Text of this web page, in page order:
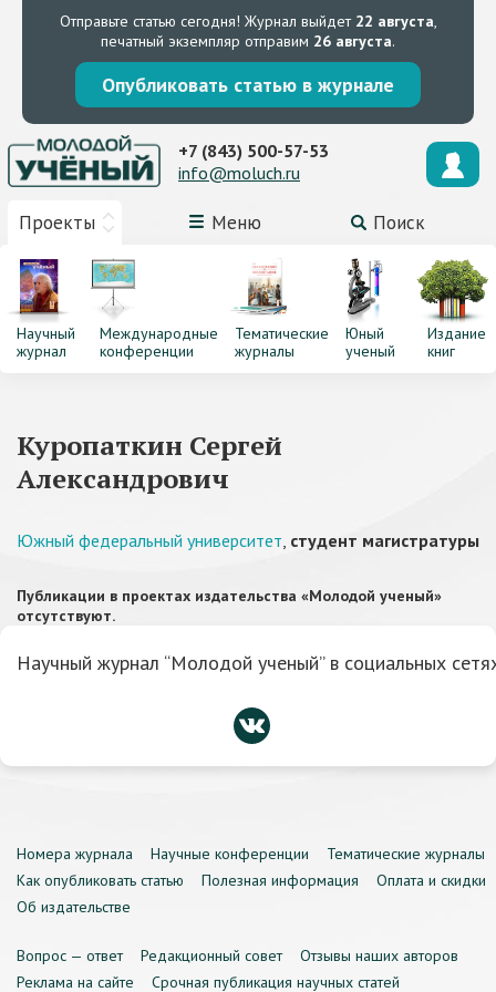
Отправьте статью сегодня! Журнал выйдет 22 августа,
печатный экземпляр отправим 26 августа.
Опубликовать статью в журнале
Проекты Меню Поиск
+7 (843) 500-57-53
info@moluch.ru
Научный
журнал
Международные
конференции
Тематические
журналы
Юный
ученый
Издание
книг
Куропаткин Сергей
Александрович
Южный федеральный университет, студент магистратуры
Публикации в проектах издательства «Молодой ученый»
отсутствуют.
Научный журнал “Молодой ученый” в социальных
Номера журнала Научные конференции
Тематические журналы
Как опубликовать статью
Полезная информация
Оплата и скидки
Об издательстве
Вопрос — ответ Редакционный совет
Отзывы наших авторов
Реклама на сайте
Срочная публикация научных статей